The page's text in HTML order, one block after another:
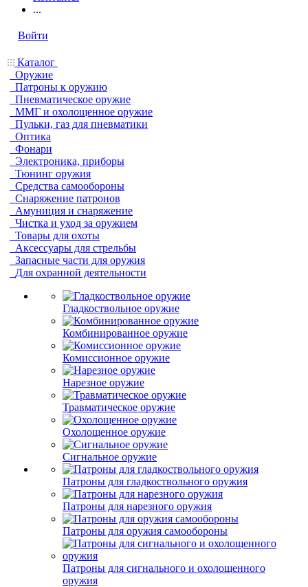
...
Войти
Каталог
Оружие
Патроны к оружию
Пневматическое оружие
ММГ и охолощенное оружие
Пульки, газ для пневматики
Оптика
Фонари
Электроника, приборы
Тюнинг оружия
Средства самообороны
Снаряжение патронов
Амуниция и снаряжение
Чистка и уход за оружием
Товары для охоты
Аксессуары для стрельбы
Запасные части для оружия
Для охранной деятельности
Гладкоствольное оружие
Комбинированное оружие
Комиссионное оружие
Нарезное оружие
Травматическое оружие
Охолощенное оружие
Сигнальное оружие
Патроны для гладкоствольного оружия
Патроны для нарезного оружия
Патроны для оружия самообороны
Патроны для сигнального и охолощенного
оружия